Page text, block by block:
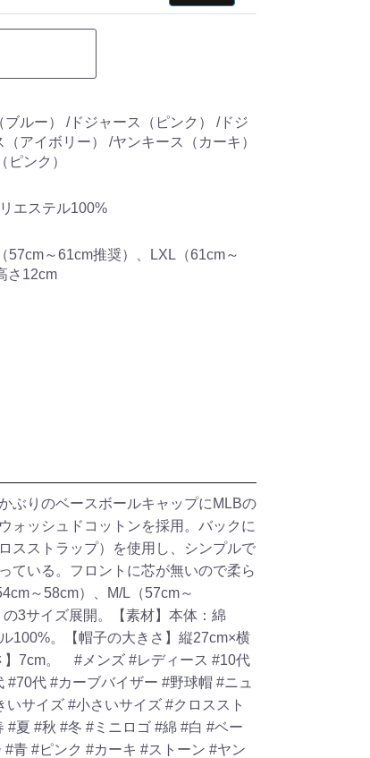
ルー） /ドジャース（ピンク） /ドジ
アイボリー） /ヤンキース（カーキ）
ンク）
エステル100%
57cm～61cm推奨）、LXL（61cm～
さ12cm
ぶりのベースボールキャップにMLBの
ォッシュドコットンを採用。バックに
スストラップ）を使用し、シンプルで
ている。フロントに芯が無いので柔ら
～58cm）、M/L（57cm～
3サイズ展開。【素材】本体：綿
100%。【帽子の大きさ】縦27cm×横
】7cm。 #メンズ #レディース #10代
#70代 #カーブバイザー #野球帽 #ニュ
いサイズ #小さいサイズ #クロススト
#夏 #秋 #冬 #ミニロゴ #綿 #白 #ベー
#青 #ピンク #カーキ #ストーン #ヤン